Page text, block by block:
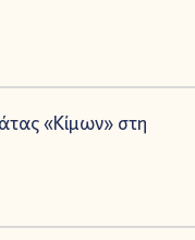
«Κίμων» στη